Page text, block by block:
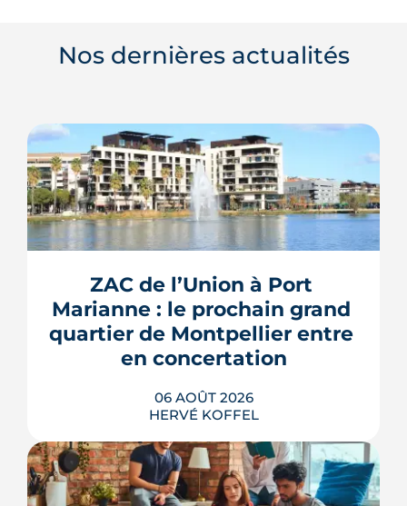
Nos dernières actualités
ZAC de l’Union à Port
Marianne : le prochain grand
quartier de Montpellier entre
en concertation
06 AOÛT 2026
HERVÉ KOFFEL